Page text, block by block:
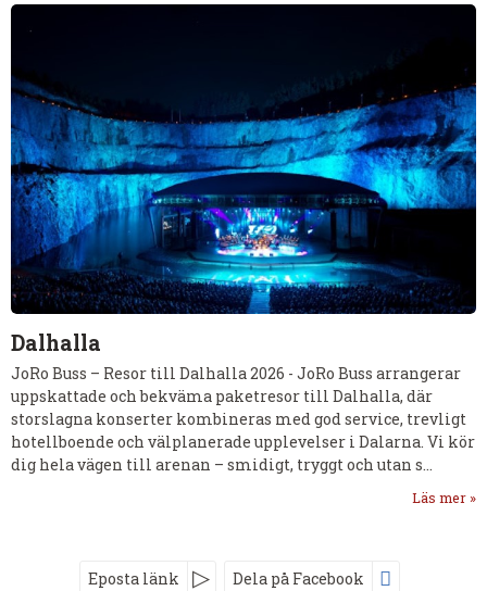
Dalhalla
JoRo Buss – Resor till Dalhalla 2026 - JoRo Buss arrangerar
uppskattade och bekväma paketresor till Dalhalla, där
storslagna konserter kombineras med god service, trevligt
hotellboende och välplanerade upplevelser i Dalarna. Vi kör
dig hela vägen till arenan – smidigt, tryggt och utan s...
Läs mer
Eposta länk Dela på Facebook